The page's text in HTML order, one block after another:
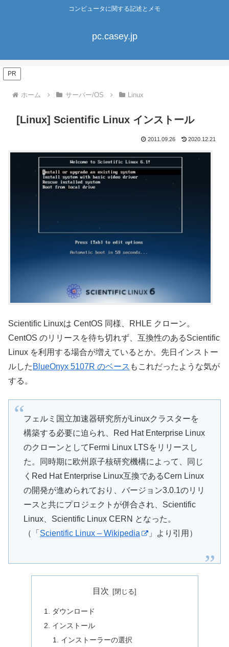
コンピュータに関する記述とメモ
pc.casey.jp
PR
ホーム サーバー/OS Linux
[Linux] Scientific Linux インストール
2011.09.26 2020.12.21
Scientific Linuxは CentOS 同様、RHLE クローン。
CentOS のリリースを待ち切れず、互換性のあるScientific
Linux を利用する場合が増えているとか。先日インストー
ルした BlueOnyx 5107R のベース もこれだったような気が
する。
フェルミ国立加速器研究所がLinuxクラスターを
構築する必要に迫られ、Red Hat Enterprise Linux
のクローンとしてFermi Linux LTSをリリースし
た。同時期に欧州原子核研究機構によって、同じ
くRed Hat Enterprise Linux互換であるCern Linux
の開発が進められており、バージョン3.0.1のリリ
ースと共にプロジェクトが併合され、Scientific
Linux、Scientific Linux CERN となった。
（「 Scientific Linux – Wikipedia 」より引用）
目次
ダウンロード
インストール
インストーラーの選択